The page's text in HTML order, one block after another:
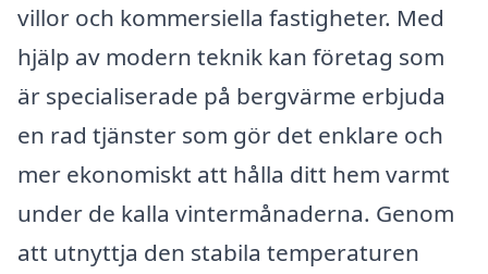
villor och kommersiella fastigheter. Med
hjälp av modern teknik kan företag som
är specialiserade på bergvärme erbjuda
en rad tjänster som gör det enklare och
mer ekonomiskt att hålla ditt hem varmt
under de kalla vintermånaderna. Genom
att utnyttja den stabila temperaturen